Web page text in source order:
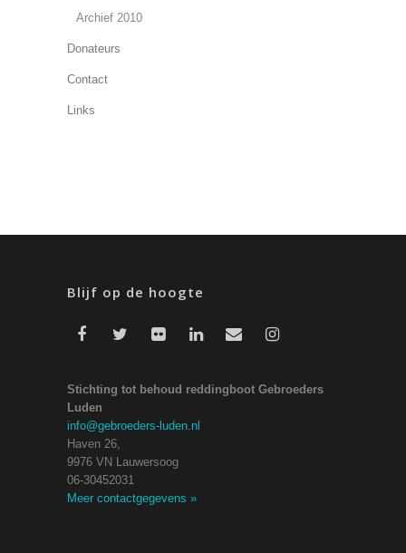
Archief 2010
Donateurs
Contact
Links
Blijf op de hoogte
Stichting tot behoud reddingboot Gebroeders
Luden
info@gebroeders-luden.nl
Haven 26,
9976 VN Lauwersoog
06-30452031
Meer contactgegevens »